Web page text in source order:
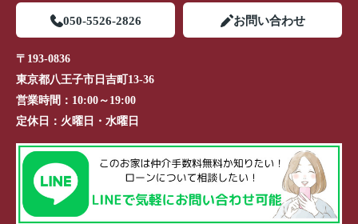
050-5526-2826 お問い合わせ
〒193-0836
東京都八王子市日吉町13-36
営業時間： 10:00～19:00
定休日： 火曜日・水曜日